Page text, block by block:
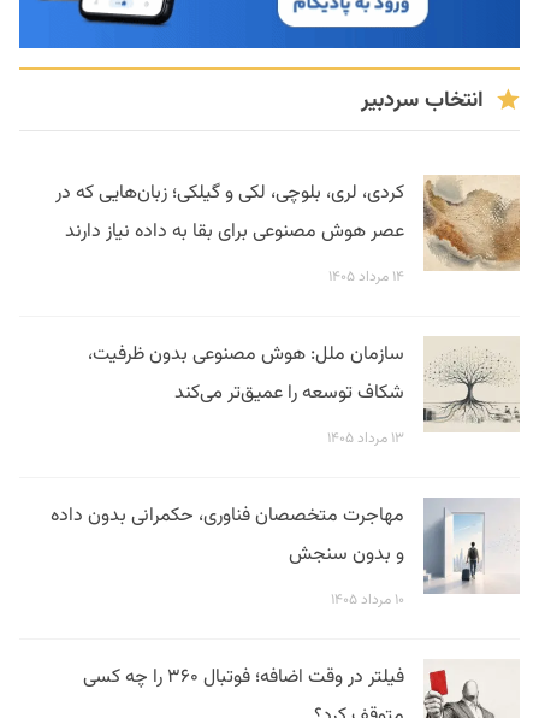
انتخاب سردبیر
کردی، لری، بلوچی، لکی و گیلکی؛ زبان‌هایی که در
عصر هوش مصنوعی برای بقا به داده نیاز دارند
۱۴ مرداد ۱۴۰۵
سازمان ملل: هوش مصنوعی بدون ظرفیت،
شکاف توسعه را عمیق‌تر می‌کند
۱۳ مرداد ۱۴۰۵
مهاجرت متخصصان فناوری، حکمرانی بدون داده
و بدون سنجش
۱۰ مرداد ۱۴۰۵
فیلتر در وقت اضافه؛ فوتبال ۳۶۰ را چه کسی